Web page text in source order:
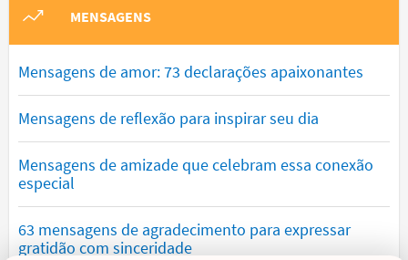
MENSAGENS
Mensagens de amor: 73 declarações apaixonantes
Mensagens de reflexão para inspirar seu dia
Mensagens de amizade que celebram essa conexão
especial
63 mensagens de agradecimento para expressar
gratidão com sinceridade